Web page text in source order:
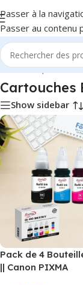
Passer à la
Passer au contenu
Accueil/Impression
Cartouches
Show sidebar
Pack de 4
|| Canon PIXMA